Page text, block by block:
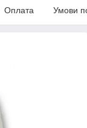
Оплата Умови